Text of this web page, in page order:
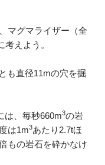
マグマライザー（全
えよう。
も直径11mの穴を掘
は、毎秒660m3の岩
は1m3あたり2.7tほ
もの岩石を砕かなけ